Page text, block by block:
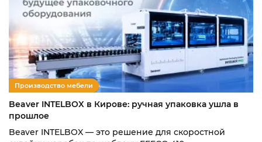
Производство мебели
Beaver INTELBOX в Кирове: ручная упаковка ушла в
прошлое
Beaver INTELBOX — это решение для скоростной